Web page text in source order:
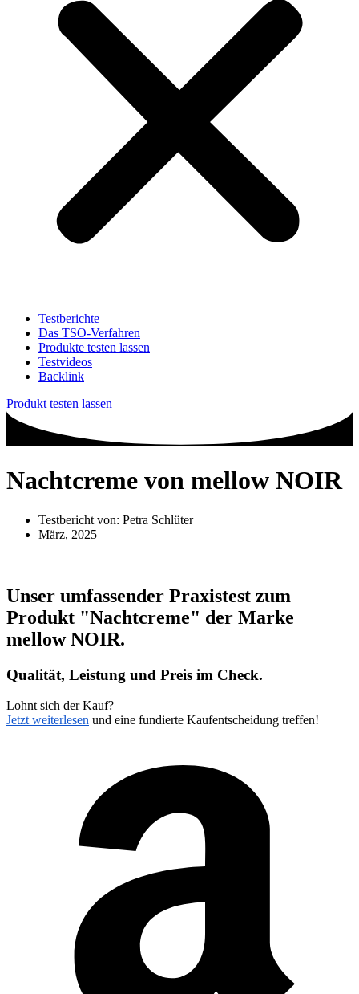
Testberichte
Das TSO-Verfahren
Produkte testen lassen
Testvideos
Backlink
Produkt testen lassen
Nachtcreme von mellow NOIR
Testbericht von: Petra Schlüter
März, 2025
Unser umfassender Praxistest zum
Produkt "Nachtcreme" der Marke
mellow NOIR.
Qualität, Leistung und Preis im Check.
Lohnt sich der Kauf?
Jetzt weiterlesen und eine fundierte Kaufentscheidung treffen!